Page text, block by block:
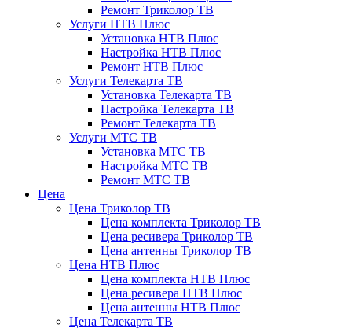
Ремонт Триколор ТВ
Услуги НТВ Плюс
Установка НТВ Плюс
Настройка НТВ Плюс
Ремонт НТВ Плюс
Услуги Телекарта ТВ
Установка Телекарта ТВ
Настройка Телекарта ТВ
Ремонт Телекарта ТВ
Услуги МТС ТВ
Установка МТС ТВ
Настройка МТС ТВ
Ремонт МТС ТВ
Цена
Цена Триколор ТВ
Цена комплекта Триколор ТВ
Цена ресивера Триколор ТВ
Цена антенны Триколор ТВ
Цена НТВ Плюс
Цена комплекта НТВ Плюс
Цена ресивера НТВ Плюс
Цена антенны НТВ Плюс
Цена Телекарта ТВ